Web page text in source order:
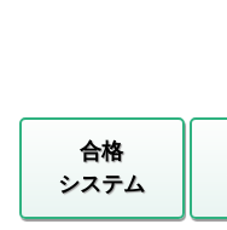
合格
システム